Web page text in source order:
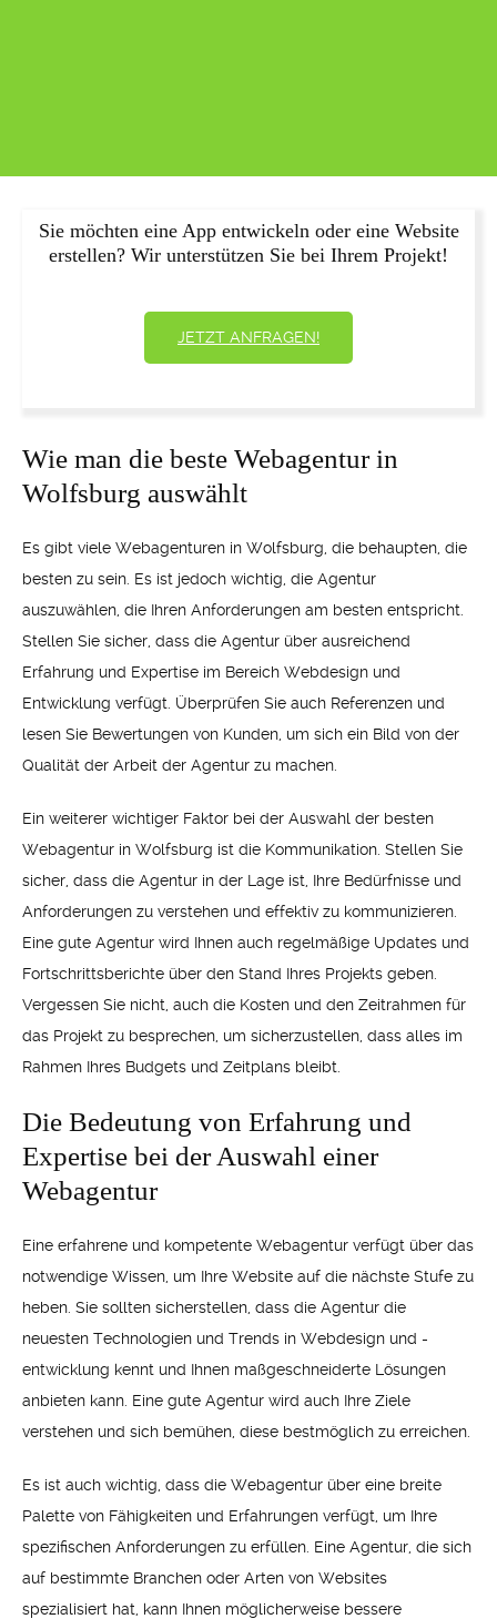
Sie möchten eine App entwickeln oder eine Website
erstellen? Wir unterstützen Sie bei Ihrem Projekt!
JETZT ANFRAGEN!
Wie man die beste Webagentur in
Wolfsburg auswählt
Es gibt viele Webagenturen in Wolfsburg, die behaupten, die
besten zu sein. Es ist jedoch wichtig, die Agentur
auszuwählen, die Ihren Anforderungen am besten entspricht.
Stellen Sie sicher, dass die Agentur über ausreichend
Erfahrung und Expertise im Bereich Webdesign und
Entwicklung verfügt. Überprüfen Sie auch Referenzen und
lesen Sie Bewertungen von Kunden, um sich ein Bild von der
Qualität der Arbeit der Agentur zu machen.
Ein weiterer wichtiger Faktor bei der Auswahl der besten
Webagentur in Wolfsburg ist die Kommunikation. Stellen Sie
sicher, dass die Agentur in der Lage ist, Ihre Bedürfnisse und
Anforderungen zu verstehen und effektiv zu kommunizieren.
Eine gute Agentur wird Ihnen auch regelmäßige Updates und
Fortschrittsberichte über den Stand Ihres Projekts geben.
Vergessen Sie nicht, auch die Kosten und den Zeitrahmen für
das Projekt zu besprechen, um sicherzustellen, dass alles im
Rahmen Ihres Budgets und Zeitplans bleibt.
Die Bedeutung von Erfahrung und
Expertise bei der Auswahl einer
Webagentur
Eine erfahrene und kompetente Webagentur verfügt über das
notwendige Wissen, um Ihre Website auf die nächste Stufe zu
heben. Sie sollten sicherstellen, dass die Agentur die
neuesten Technologien und Trends in Webdesign und -
entwicklung kennt und Ihnen maßgeschneiderte Lösungen
anbieten kann. Eine gute Agentur wird auch Ihre Ziele
verstehen und sich bemühen, diese bestmöglich zu erreichen.
Es ist auch wichtig, dass die Webagentur über eine breite
Palette von Fähigkeiten und Erfahrungen verfügt, um Ihre
spezifischen Anforderungen zu erfüllen. Eine Agentur, die sich
auf bestimmte Branchen oder Arten von Websites
spezialisiert hat, kann Ihnen möglicherweise bessere